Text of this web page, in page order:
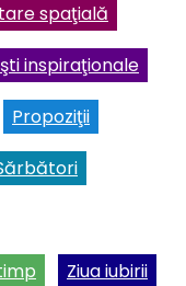
spaţială
inspiraţionale
Propoziţii
Ziua iubirii